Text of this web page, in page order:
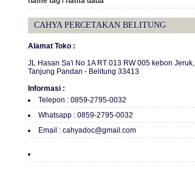
CAHYA PERCETAKAN BELITUNG
Alamat Toko :
JL Hasan Sa'i No 1A RT 013 RW 005 kebon Jeruk,
Tanjung Pandan - Belitung 33413
Informasi :
Telepon : 0859-2795-0032
Whatsapp : 0859-2795-0032
Email : cahyadoc@gmail.com